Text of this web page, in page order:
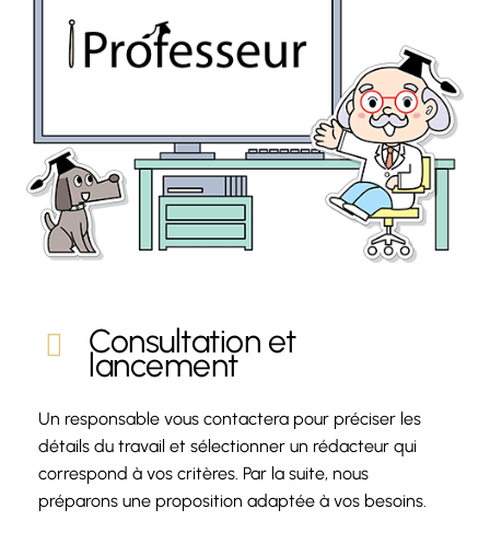
Consultation et
lancement
Un responsable vous contactera pour préciser les
détails du travail et sélectionner un rédacteur qui
correspond à vos critères. Par la suite, nous
préparons une proposition adaptée à vos besoins.